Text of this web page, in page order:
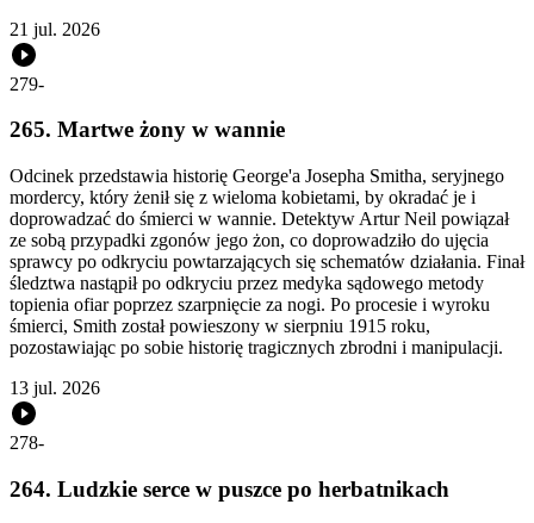
21 jul. 2026
279-
265. Martwe żony w wannie
Odcinek przedstawia historię George'a Josepha Smitha, seryjnego
mordercy, który żenił się z wieloma kobietami, by okradać je i
doprowadzać do śmierci w wannie. Detektyw Artur Neil powiązał
ze sobą przypadki zgonów jego żon, co doprowadziło do ujęcia
sprawcy po odkryciu powtarzających się schematów działania. Finał
śledztwa nastąpił po odkryciu przez medyka sądowego metody
topienia ofiar poprzez szarpnięcie za nogi. Po procesie i wyroku
śmierci, Smith został powieszony w sierpniu 1915 roku,
pozostawiając po sobie historię tragicznych zbrodni i manipulacji.
13 jul. 2026
278-
264. Ludzkie serce w puszce po herbatnikach